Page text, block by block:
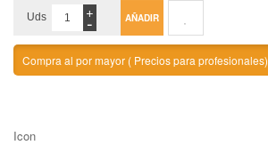
Uds +
- AÑADIR
Compra al por mayor ( Precios para profesionales)
Icon